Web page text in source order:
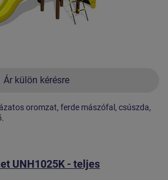
Ár külön kérésre
oromzat, ferde mászófal, csúszda,
UNH1025K - teljes